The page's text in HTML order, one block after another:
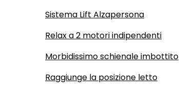
Sistema Lift Alzapersona
Relax a 2 motori indipendenti
Morbidissimo schienale imbottito
Raggiunge la posizione letto